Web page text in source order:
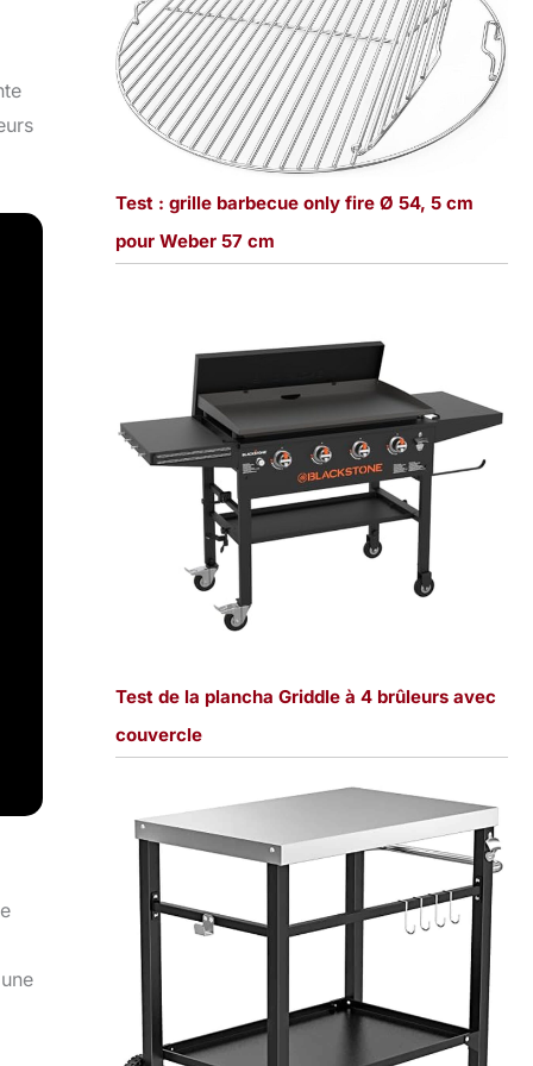
Test : grille barbecue only fire Ø 54, 5 cm
pour Weber 57 cm
Test de la plancha Griddle à 4 brûleurs avec
couvercle